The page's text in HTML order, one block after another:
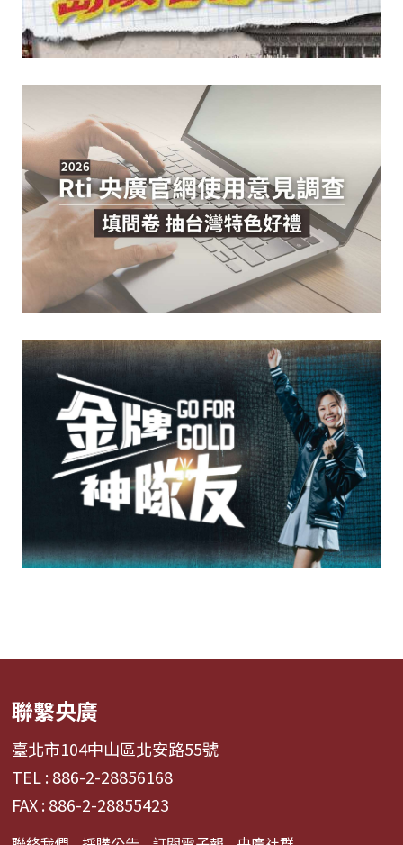
聯繫央廣
臺北市104中山區北安路55號
TEL : 886-2-28856168
FAX : 886-2-28855423